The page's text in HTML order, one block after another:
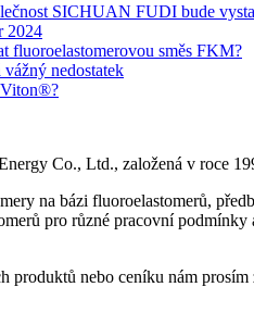
SICHUAN FUDI bude
2024
fluoroelastomerovou směs FKM?
nedostatek
Co., Ltd., založená v roce
na bázi fluoroelastomerů,
pro různé pracovní
produktů nebo ceníku nám